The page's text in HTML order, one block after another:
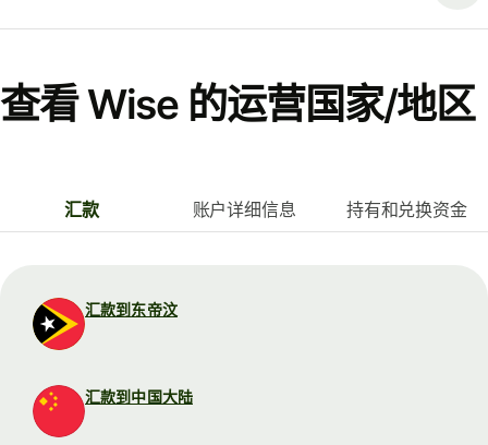
查看 Wise 的运营国家/地区
汇款 账户详细信息 持有和兑换资金
汇款到东帝汶
汇款到中国大陆